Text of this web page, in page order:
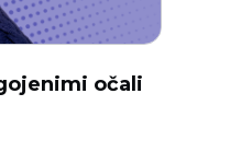
očali